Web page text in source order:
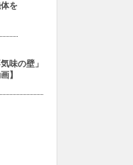
を
味の壁」
】